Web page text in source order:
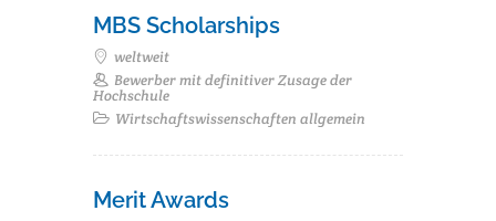
MBS Scholarships
weltweit
Bewerber mit definitiver Zusage der
Hochschule
Wirtschaftswissenschaften allgemein
Merit Awards